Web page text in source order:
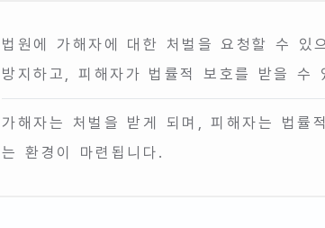
법원에 가해자에 대한 처벌을 요청할 수 있
방지하고, 피해자가 법률적 보호를 받을 수
가해자는 처벌을 받게 되며, 피해자는 법률
는 환경이 마련됩니다.